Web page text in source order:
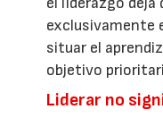
exclusivamente
situar el
objetivo
Liderar no